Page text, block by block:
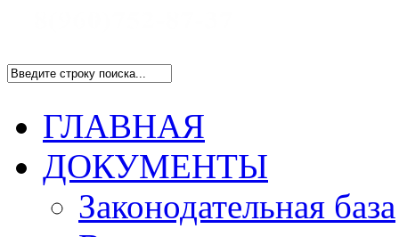
ГЛАВНАЯ
ДОКУМЕНТЫ
Законодательная база